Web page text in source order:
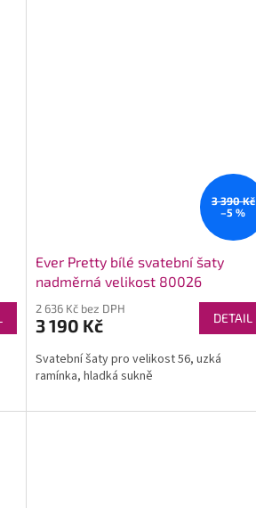
3 390 Kč
–5 %
Ever Pretty bílé svatební šaty
nadměrná velikost 80026
2 636 Kč bez DPH
3 190 Kč DETAIL
Svatební šaty pro velikost 56, uzká
ramínka, hladká sukně